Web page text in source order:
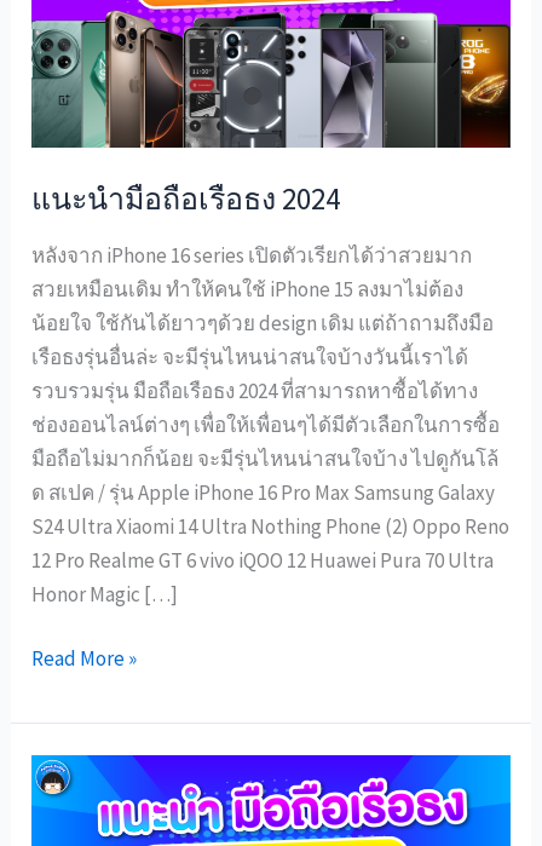
แนะนำมือถือเรือธง 2024
หลังจาก iPhone 16 series เปิดตัวเรียกได้ว่าสวยมาก
สวยเหมือนเดิม ทำให้คนใช้ iPhone 15 ลงมาไม่ต้อง
น้อยใจ ใช้กันได้ยาวๆด้วย design เดิม แต่ถ้าถามถึงมือ
เรือธงรุ่นอื่นล่ะ จะมีรุ่นไหนน่าสนใจบ้างวันนี้เราได้
รวบรวมรุ่น มือถือเรือธง 2024 ที่สามารถหาซื้อได้ทาง
ช่องออนไลน์ต่างๆ เพื่อให้เพื่อนๆได้มีตัวเลือกในการซื้อ
มือถือไม่มากก็น้อย จะมีรุ่นไหนน่าสนใจบ้าง ไปดูกันโล้
ด สเปค / รุ่น Apple iPhone 16 Pro Max Samsung Galaxy
S24 Ultra Xiaomi 14 Ultra Nothing Phone (2) Oppo Reno
12 Pro Realme GT 6 vivo iQOO 12 Huawei Pura 70 Ultra
Honor Magic […]
ธง
2024
Read More »
แนะนำ
มือ